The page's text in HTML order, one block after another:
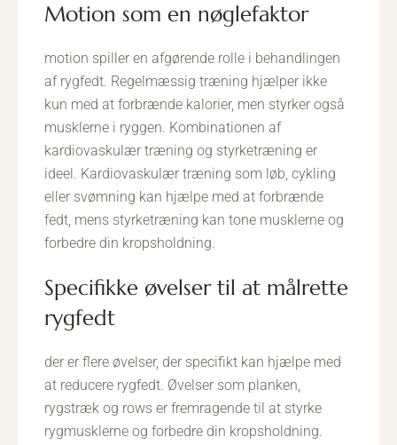
motion som en nøglefaktor
motion spiller en afgørende rolle i behandlingen
af rygfedt. Regelmæssig træning hjælper ikke
kun med at forbrænde kalorier, men styrker også
musklerne i ryggen. Kombinationen af
kardiovaskulær træning og styrketræning er
ideel. Kardiovaskulær træning som løb, cykling
eller svømning kan hjælpe med at forbrænde
fedt, mens styrketræning kan tone musklerne og
forbedre din kropsholdning.
specifikke øvelser til at målrette
rygfedt
der er flere øvelser, der specifikt kan hjælpe med
at reducere rygfedt. Øvelser som planken,
rygstræk og rows er fremragende til at styrke
rygmusklerne og forbedre din kropsholdning.